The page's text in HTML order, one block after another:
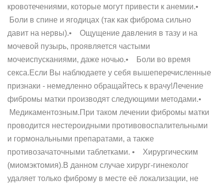
кровотечениями, которые могут привести к анемии.•
Боли в спине и ягодицах (так как фиброма сильно
давит на нервы).• Ощущение давления в тазу и на
мочевой пузырь, проявляется частыми
мочеиспусканиями, даже ночью.• Боли во время
секса.Если Вы наблюдаете у себя вышеперечисленные
признаки - немедленно обращайтесь к врачу!Лечение
фибромы матки производят следующими методами.•
Медикаментозным.При таком лечении фибромы матки
проводится нестероидными противовоспалительными
и гормональными препаратами, а также
противозачаточными таблетками. • Хирургическим
(миомэктомия).В данном случае хирург-гинеколог
удаляет только фиброму в месте её локализации, не